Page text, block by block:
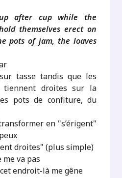
after cup while the
themselves erect on
pots of jam, the loaves
tasse tandis que les
tiennent droites sur la
pots de confiture, du
en "s’érigent"
droites" (plus simple)
va pas
endroit-là me gêne